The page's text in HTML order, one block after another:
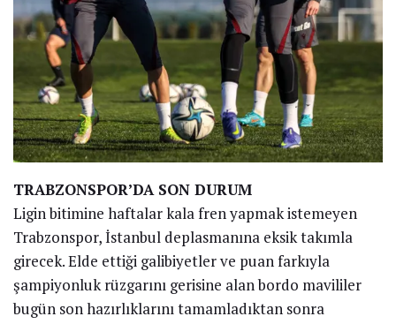
TRABZONSPOR’DA SON DURUM
Ligin bitimine haftalar kala fren yapmak istemeyen
Trabzonspor, İstanbul deplasmanına eksik takımla
girecek. Elde ettiği galibiyetler ve puan farkıyla
şampiyonluk rüzgarını gerisine alan bordo mavililer
bugün son hazırlıklarını tamamladıktan sonra